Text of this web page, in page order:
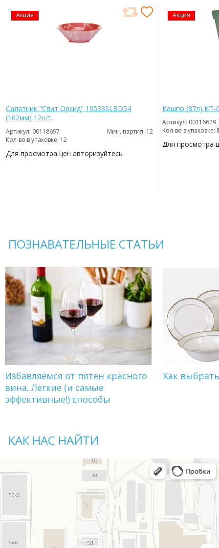
Акция
Салатник "Свит Оркид" 10533SLBD54
(162мм) 12шт.
Артикул: 00118697
Мин. партия: 12
Кол-во в упаковке: 12
Для просмотра цен авторизуйтесь
Акция
Кашпо (87л) КП-
Артикул: 00116629
Кол-во в упаковке:
Для просмотра
ПОЗНАВАТЕЛЬНЫЕ СТАТЬИ
Избавляемся от пятен красного
вина. Легкие (и самые
эффективные!) способы
Как
КАК НАС НАЙТИ